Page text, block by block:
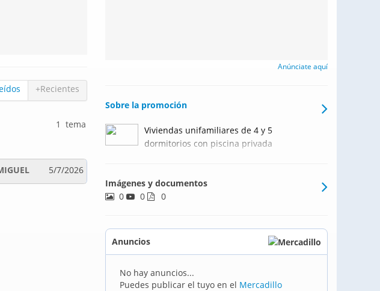
+Recientes
1 tema
5/7/2026
Anúnciate aquí
Sobre la promoción
Viviendas unifamiliares de 4 y 5
dormitorios con piscina privada
Imágenes y documentos
0
0 0
Anuncios
No hay anuncios...
Puedes publicar el tuyo en el Mercadillo